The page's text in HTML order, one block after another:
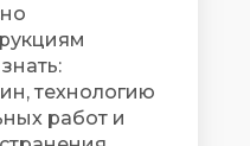
технологию
работ и